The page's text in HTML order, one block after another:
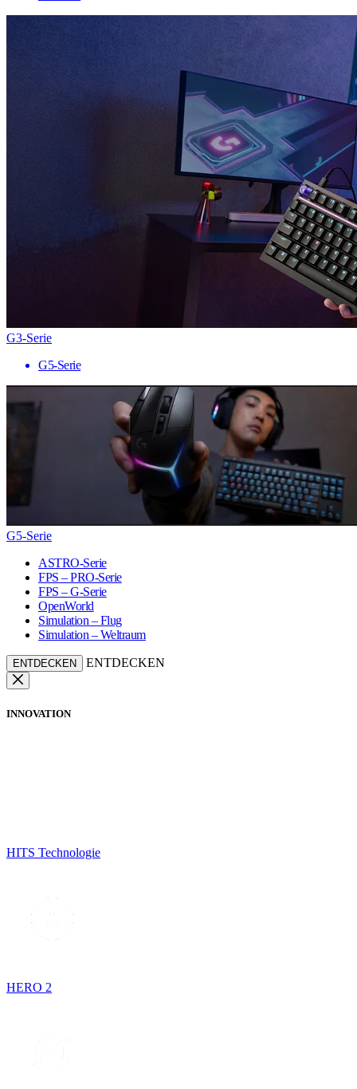
G3-Serie
G5-Serie
G5-Serie
ASTRO-Serie
FPS – PRO-Serie
FPS – G-Serie
OpenWorld
Simulation – Flug
Simulation – Weltraum
ENTDECKEN ENTDECKEN
INNOVATION
HITS Technologie
HERO 2